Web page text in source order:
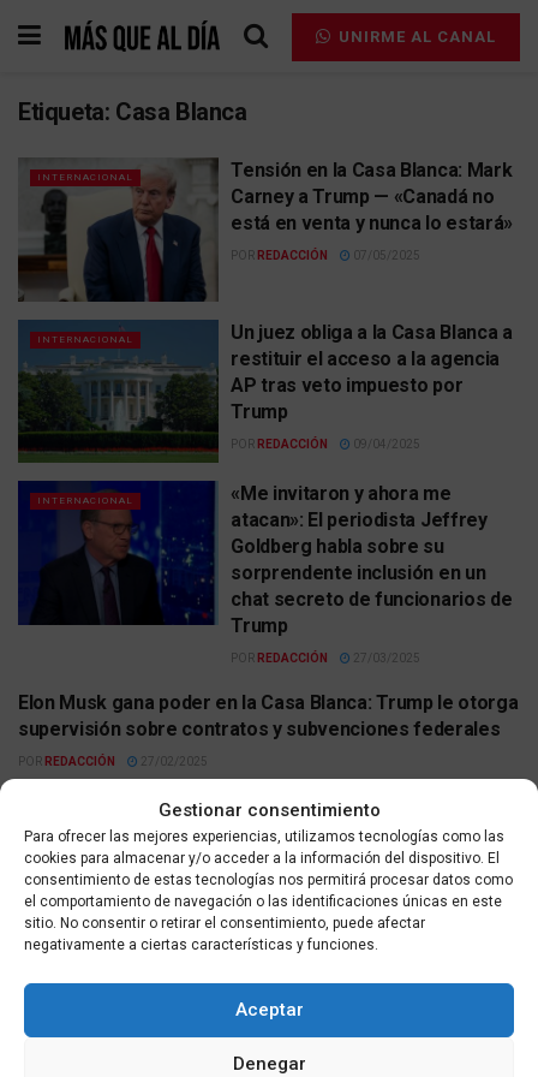
Gestionar consentimiento
Para ofrecer las mejores experiencias, utilizamos tecnologías como las
cookies para almacenar y/o acceder a la información del dispositivo. El
consentimiento de estas tecnologías nos permitirá procesar datos como
el comportamiento de navegación o las identificaciones únicas en este
sitio. No consentir o retirar el consentimiento, puede afectar
negativamente a ciertas características y funciones.
Aceptar
Denegar
UNIRME AL CANAL
Etiqueta: Casa Blanca
INTERNACIONAL
Tensión en la Casa Blanca: Mark
Carney a Trump — «Canadá no
está en venta y nunca lo estará»
POR REDACCIÓN 07/05/2025
INTERNACIONAL
Un juez obliga a la Casa Blanca a
restituir el acceso a la agencia
AP tras veto impuesto por
Trump
POR REDACCIÓN 09/04/2025
INTERNACIONAL
«Me invitaron y ahora me
atacan»: El periodista Jeffrey
Goldberg habla sobre su
sorprendente inclusión en un
chat secreto de funcionarios de
Trump
POR REDACCIÓN 27/03/2025
INTERNACIONAL
Elon Musk gana poder en la Casa Blanca: Trump le otorga
supervisión sobre contratos y subvenciones federales
POR REDACCIÓN 27/02/2025
Trump defiende su plan para Gaza ante el rey de
Jordania: «Lo convertiremos en un diamante»
POR REDACCIÓN 12/02/2025
ACTUALIDAD
Musk defiende los recortes al gobierno federal en una
aparición surrealista con Trump en la Oficina Oval
Trump inicia el envío de migrantes a Guantánamo y prevé
detener a 30.000 sin papeles